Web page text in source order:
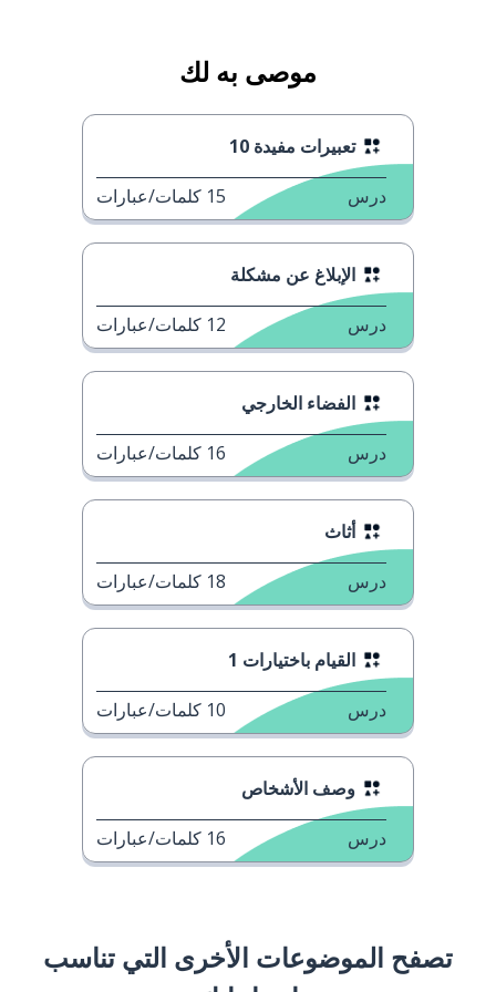
موصى به لك
تعبيرات مفيدة 10
درس 15 كلمات/عبارات
الإبلاغ عن مشكلة
درس 12 كلمات/عبارات
الفضاء الخارجي
درس 16 كلمات/عبارات
أثاث
درس 18 كلمات/عبارات
القيام باختيارات 1
درس 10 كلمات/عبارات
وصف الأشخاص
درس 16 كلمات/عبارات
تصفح الموضوعات الأخرى التي تناسب